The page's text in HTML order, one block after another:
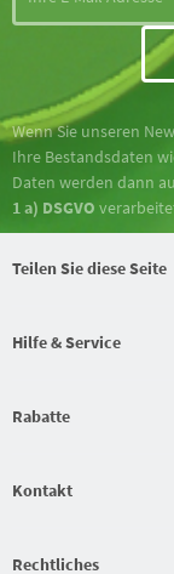
Wenn Sie unseren
Ihre Bestandsdaten
Daten werden dann
1 a) DSGVO
Teilen Sie diese Seite
Hilfe & Service
Rabatte
Kontakt
Rechtliches